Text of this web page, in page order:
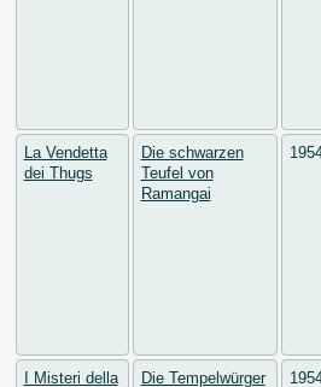
La Vendetta
dei Thugs
Die schwarzen
Teufel von
Ramangai
I Misteri della
Die Tempelwürger